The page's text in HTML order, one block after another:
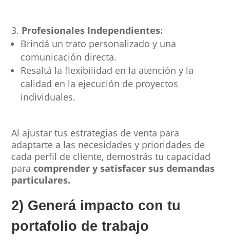
Profesionales Independientes:
Brindá un trato personalizado y una
comunicación directa.
Resaltá la flexibilidad en la atención y la
calidad en la ejecución de proyectos
individuales.
Al ajustar tus estrategias de venta para
adaptarte a las necesidades y prioridades de
cada perfil de cliente, demostrás tu capacidad
paracomprender y satisfacer sus demandas
particulares.
2) Generá impacto con tu
portafolio de trabajo